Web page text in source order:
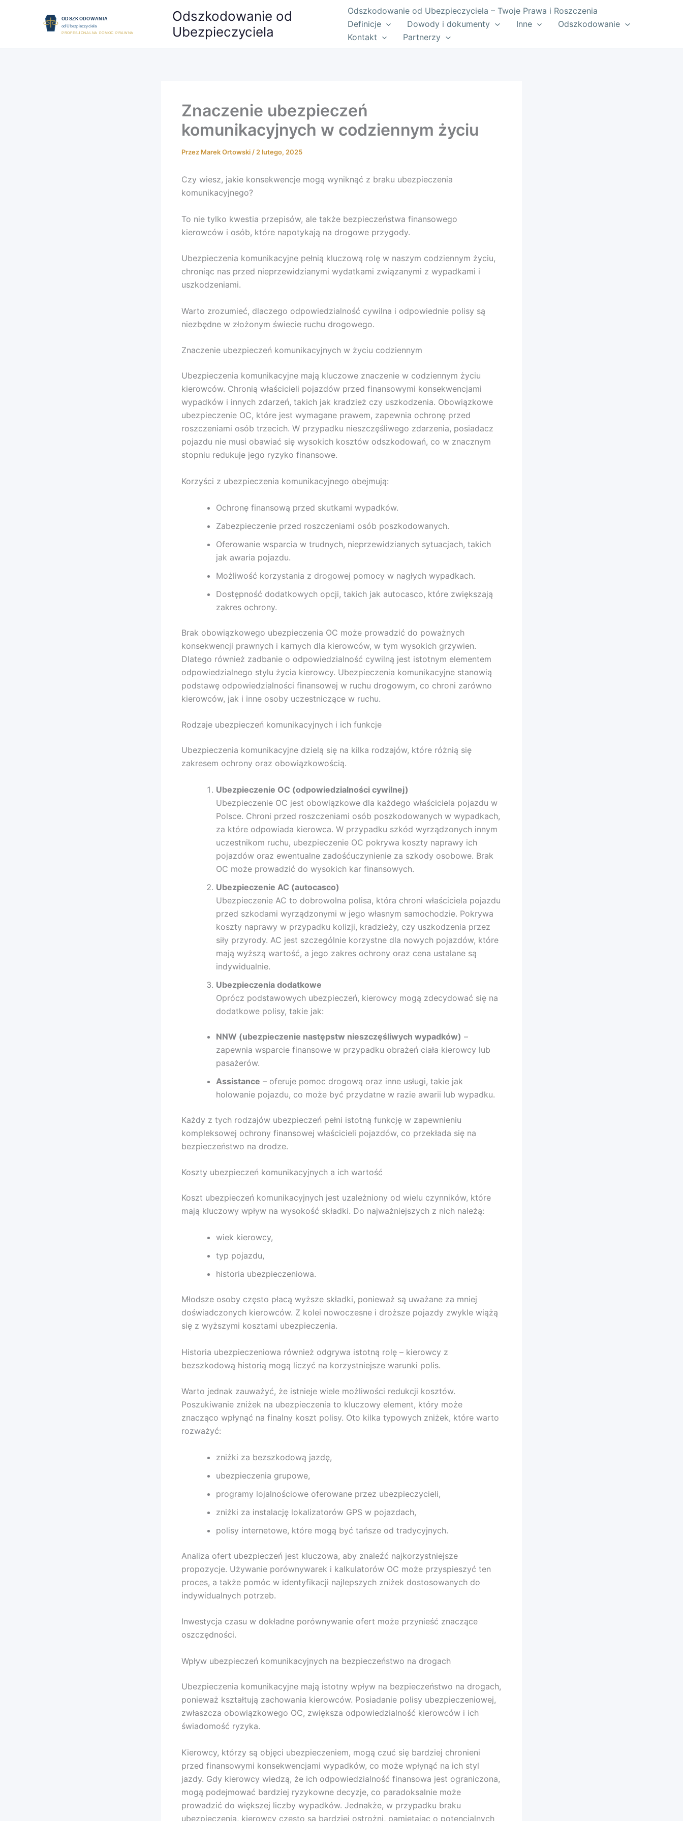
Odszkodowanie od
Ubezpieczyciela
Odszkodowanie od Ubezpieczyciela – Twoje Prawa i Roszczenia
Definicje
Dowody i dokumenty Inne
Odszkodowanie
Kontakt
Partnerzy
Znaczenie ubezpieczeń
komunikacyjnych w codziennym życiu
Przez Marek Ortowski / 2 lutego, 2025
Czy wiesz, jakie konsekwencje mogą wyniknąć z braku ubezpieczenia
komunikacyjnego?
To nie tylko kwestia przepisów, ale także bezpieczeństwa finansowego
kierowców i osób, które napotykają na drogowe przygody.
Ubezpieczenia komunikacyjne pełnią kluczową rolę w naszym codziennym życiu,
chroniąc nas przed nieprzewidzianymi wydatkami związanymi z wypadkami i
uszkodzeniami.
Warto zrozumieć, dlaczego odpowiedzialność cywilna i odpowiednie polisy są
niezbędne w złożonym świecie ruchu drogowego.
Znaczenie ubezpieczeń komunikacyjnych w życiu codziennym
Ubezpieczenia komunikacyjne mają kluczowe znaczenie w codziennym życiu
kierowców. Chronią właścicieli pojazdów przed finansowymi konsekwencjami
wypadków i innych zdarzeń, takich jak kradzież czy uszkodzenia. Obowiązkowe
ubezpieczenie OC, które jest wymagane prawem, zapewnia ochronę przed
roszczeniami osób trzecich. W przypadku nieszczęśliwego zdarzenia, posiadacz
pojazdu nie musi obawiać się wysokich kosztów odszkodowań, co w znacznym
stopniu redukuje jego ryzyko finansowe.
Korzyści z ubezpieczenia komunikacyjnego obejmują:
Ochronę finansową przed skutkami wypadków.
Zabezpieczenie przed roszczeniami osób poszkodowanych.
Oferowanie wsparcia w trudnych, nieprzewidzianych sytuacjach, takich
jak awaria pojazdu.
Możliwość korzystania z drogowej pomocy w nagłych wypadkach.
Dostępność dodatkowych opcji, takich jak autocasco, które zwiększają
zakres ochrony.
Brak obowiązkowego ubezpieczenia OC może prowadzić do poważnych
konsekwencji prawnych i karnych dla kierowców, w tym wysokich grzywien.
Dlatego również zadbanie o odpowiedzialność cywilną jest istotnym elementem
odpowiedzialnego stylu życia kierowcy. Ubezpieczenia komunikacyjne stanowią
podstawę odpowiedzialności finansowej w ruchu drogowym, co chroni zarówno
kierowców, jak i inne osoby uczestniczące w ruchu.
Rodzaje ubezpieczeń komunikacyjnych i ich funkcje
Ubezpieczenia komunikacyjne dzielą się na kilka rodzajów, które różnią się
zakresem ochrony oraz obowiązkowością.
Ubezpieczenie OC (odpowiedzialności cywilnej)
Ubezpieczenie OC jest obowiązkowe dla każdego właściciela pojazdu w
Polsce. Chroni przed roszczeniami osób poszkodowanych w wypadkach,
za które odpowiada kierowca. W przypadku szkód wyrządzonych innym
uczestnikom ruchu, ubezpieczenie OC pokrywa koszty naprawy ich
pojazdów oraz ewentualne zadośćuczynienie za szkody osobowe. Brak
OC może prowadzić do wysokich kar finansowych.
Ubezpieczenie AC (autocasco)
Ubezpieczenie AC to dobrowolna polisa, która chroni właściciela pojazdu
przed szkodami wyrządzonymi w jego własnym samochodzie. Pokrywa
koszty naprawy w przypadku kolizji, kradzieży, czy uszkodzenia przez
siły przyrody. AC jest szczególnie korzystne dla nowych pojazdów, które
mają wyższą wartość, a jego zakres ochrony oraz cena ustalane są
indywidualnie.
Ubezpieczenia dodatkowe
Oprócz podstawowych ubezpieczeń, kierowcy mogą zdecydować się na
dodatkowe polisy, takie jak:
NNW (ubezpieczenie następstw nieszczęśliwych wypadków) –
zapewnia wsparcie finansowe w przypadku obrażeń ciała kierowcy lub
pasażerów.
Assistance – oferuje pomoc drogową oraz inne usługi, takie jak
holowanie pojazdu, co może być przydatne w razie awarii lub wypadku.
Każdy z tych rodzajów ubezpieczeń pełni istotną funkcję w zapewnieniu
kompleksowej ochrony finansowej właścicieli pojazdów, co przekłada się na
bezpieczeństwo na drodze.
Koszty ubezpieczeń komunikacyjnych a ich wartość
Koszt ubezpieczeń komunikacyjnych jest uzależniony od wielu czynników, które
mają kluczowy wpływ na wysokość składki. Do najważniejszych z nich należą:
wiek kierowcy,
typ pojazdu,
historia ubezpieczeniowa.
Młodsze osoby często płacą wyższe składki, ponieważ są uważane za mniej
doświadczonych kierowców. Z kolei nowoczesne i droższe pojazdy zwykle wiążą
się z wyższymi kosztami ubezpieczenia.
Historia ubezpieczeniowa również odgrywa istotną rolę – kierowcy z
bezszkodową historią mogą liczyć na korzystniejsze warunki polis.
Warto jednak zauważyć, że istnieje wiele możliwości redukcji kosztów.
Poszukiwanie zniżek na ubezpieczenia to kluczowy element, który może
znacząco wpłynąć na finalny koszt polisy. Oto kilka typowych zniżek, które warto
rozważyć:
zniżki za bezszkodową jazdę,
ubezpieczenia grupowe,
programy lojalnościowe oferowane przez ubezpieczycieli,
zniżki za instalację lokalizatorów GPS w pojazdach,
polisy internetowe, które mogą być tańsze od tradycyjnych.
Analiza ofert ubezpieczeń jest kluczowa, aby znaleźć najkorzystniejsze
propozycje. Używanie porównywarek i kalkulatorów OC może przyspieszyć ten
proces, a także pomóc w identyfikacji najlepszych zniżek dostosowanych do
indywidualnych potrzeb.
Inwestycja czasu w dokładne porównywanie ofert może przynieść znaczące
oszczędności.
Wpływ ubezpieczeń komunikacyjnych na bezpieczeństwo na drogach
Ubezpieczenia komunikacyjne mają istotny wpływ na bezpieczeństwo na drogach,
ponieważ kształtują zachowania kierowców. Posiadanie polisy ubezpieczeniowej,
zwłaszcza obowiązkowego OC, zwiększa odpowiedzialność kierowców i ich
świadomość ryzyka.
Kierowcy, którzy są objęci ubezpieczeniem, mogą czuć się bardziej chronieni
przed finansowymi konsekwencjami wypadków, co może wpłynąć na ich styl
jazdy. Gdy kierowcy wiedzą, że ich odpowiedzialność finansowa jest ograniczona,
mogą podejmować bardziej ryzykowne decyzje, co paradoksalnie może
prowadzić do większej liczby wypadków. Jednakże, w przypadku braku
ubezpieczenia, kierowcy często są bardziej ostrożni, pamiętając o potencjalnych